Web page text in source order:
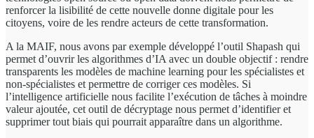
renforcer la lisibilité de cette nouvelle donne digitale pour les
citoyens, voire de les rendre acteurs de cette transformation.
A la MAIF, nous avons par exemple développé l’outil Shapash qui
permet d’ouvrir les algorithmes d’IA avec un double objectif : rendre
transparents les modèles de machine learning pour les spécialistes et
non-spécialistes et permettre de corriger ces modèles. Si
l’intelligence artificielle nous facilite l’exécution de tâches à moindre
valeur ajoutée, cet outil de décryptage nous permet d’identifier et
supprimer tout biais qui pourrait apparaître dans un algorithme.